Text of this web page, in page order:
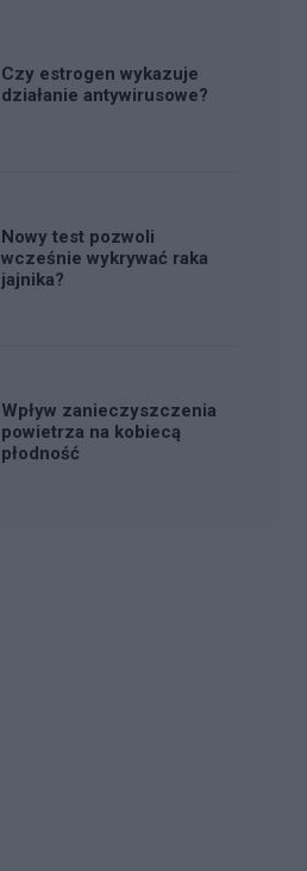
Czy estrogen wykazuje
działanie antywirusowe?
Nowy test pozwoli
wcześnie wykrywać raka
jajnika?
Wpływ zanieczyszczenia
powietrza na kobiecą
płodność